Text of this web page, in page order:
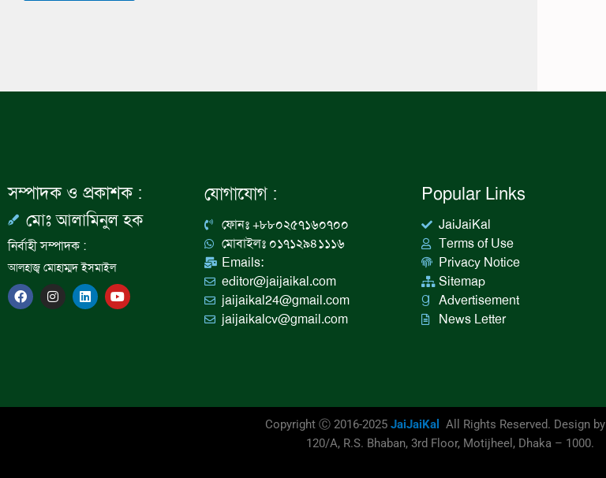
সম্পাদক ও প্রকাশক :
মোঃ আলামিনুল হক
নির্বাহী সম্পাদক :
আলহাজ্ব মোহাম্মদ ইসমাইল
F
a
c
I
n
s
L
i
n
Y
o
u
যোগাযোগ :
ফোনঃ +৮৮০২৫৭১৬০৭০০
মোবাইলঃ ০১৭১২৯৪১১১৬
Emails:
editor@jaijaikal.com
jaijaikal24@gmail.com
jaijaikalcv@gmail.com
Popular Links
JaiJaiKal
Terms of Use
Privacy Notice
Sitemap
Advertisement
News Letter
Copyright Ⓒ 2016-2025 JaiJaiKal All Rights Reserved. Design by
120/A, R.S. Bhaban, 3rd Floor, Motijheel, Dhaka – 1000.